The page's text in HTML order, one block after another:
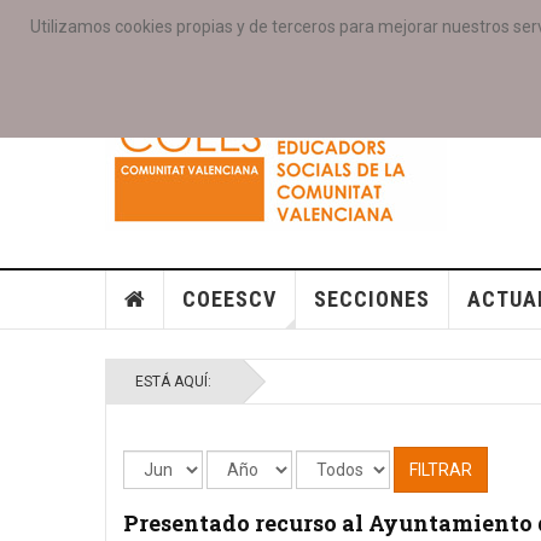
Utilizamos cookies propias y de terceros para mejorar nuestros
PORTADA ACCESO COLEGIAD@S GALERIAS
COEESCV SECCIONES
ESTÁ AQUÍ:
FILTRAR
Presentado recurso al